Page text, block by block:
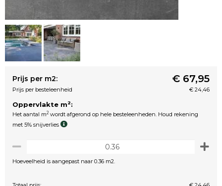
Prijs per m2: € 67,95
Prijs per besteleenheid € 24,46
Oppervlakte m2:
Het aantal m2 wordt afgerond op hele besteleenheden. Houd rekening
met 5% snijverlies
Hoeveelheid is aangepast naar 0.36 m2.